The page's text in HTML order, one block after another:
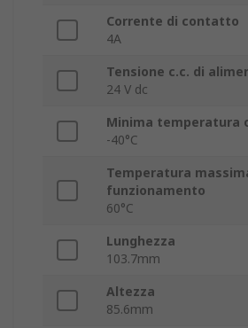
Corrente di contatto
4A
Tensione c.c. di
24 V dc
Minima temperatura
-40°C
Temperatura
funzionamento
60°C
Lunghezza
103.7mm
Altezza
85.6mm